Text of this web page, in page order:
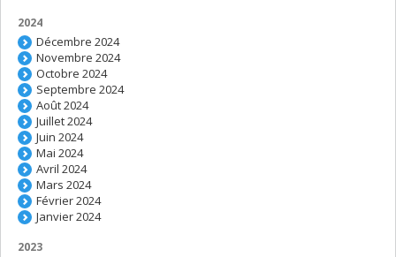
2024
Décembre 2024
Novembre 2024
Octobre 2024
Septembre 2024
Août 2024
Juillet 2024
Juin 2024
Mai 2024
Avril 2024
Mars 2024
Février 2024
Janvier 2024
2023